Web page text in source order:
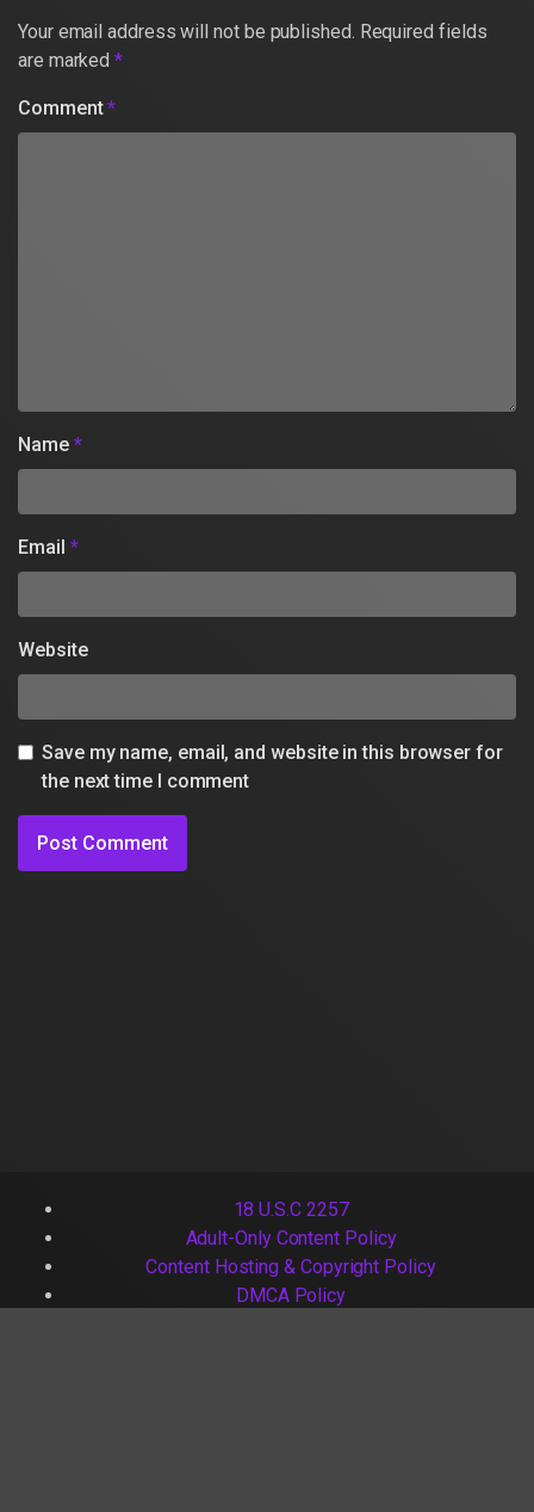
Your email address will not be published. Required fields
are marked*
Comment*
Name *
Email *
Website
Save my name, email, and website in this browser for
the next time I comment
18 U.S.C 2257
Adult-Only Content Policy
Content Hosting & Copyright Policy
DMCA Policy